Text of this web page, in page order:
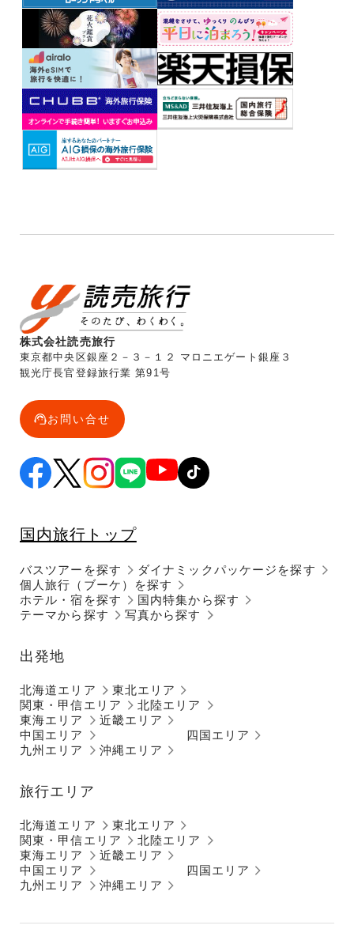
株式会社読売旅行
東京都中央区銀座２－３－１２ マロニエゲート銀座３
観光庁長官登録旅行業 第91号
お問い合せ
国内旅行トップ
バスツアーを探す
個人旅行（ブーケ）を探す
ダイナミックパッケージを探す
ホテル・宿を探す
国内特集から探す
テーマから探す
写真から探す
出発地
北海道エリア
東北エリア
関東・甲信エリア
北陸エリア
東海エリア
近畿エリア
中国エリア
四国エリア
九州エリア
沖縄エリア
旅行エリア
北海道エリア
東北エリア
関東・甲信エリア
北陸エリア
東海エリア
近畿エリア
中国エリア
四国エリア
九州エリア
沖縄エリア